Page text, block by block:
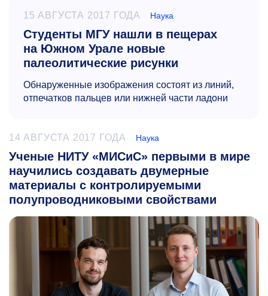
15 АВГУСТА 2017 ГОДА Наука
Студенты МГУ нашли в пещерах
на Южном Урале новые
палеолитические рисунки
Обнаруженные изображения состоят из линий,
отпечатков пальцев или нижней части ладони
14 АВГУСТА 2017 ГОДА Наука
Ученые НИТУ «МИСиС» первыми в мире
научились создавать двумерные
материалы с контролируемыми
полупроводниковыми свойствами